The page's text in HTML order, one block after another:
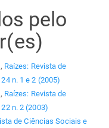
pelo
, Raízes: Revista de
n. 1 e 2 (2005)
, Raízes: Revista de
n. 2 (2003)
de Ciências Sociais e